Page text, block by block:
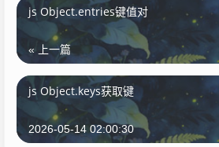
js Object.entries键值对
« 上一篇
js Object.keys获取键
2026-05-14 02:00:30